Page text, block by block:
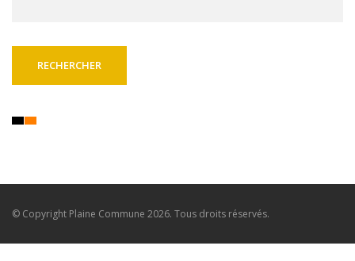
© Copyright Plaine Commune 2026. Tous droits réservés.